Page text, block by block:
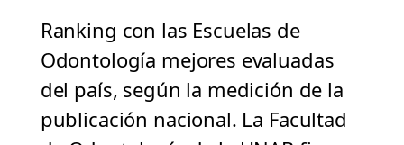
Ranking con las Escuelas de
Odontología mejores evaluadas
del país, según la medición de la
publicación nacional. La Facultad